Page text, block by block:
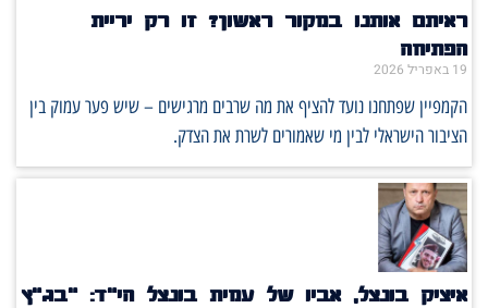
ראיתם אותנו במקור ראשון? זו רק יריית
הפתיחה
19 באפריל 2026
הקמפיין שפתחנו נועד להציף את מה שרבים מרגישים – שיש פער עמוק בין
הציבור הישראלי לבין מי שאמורים לשרת את הצדק.
איציק בונצל, אביו של עמית בונצל הי"ד: "בג"ץ